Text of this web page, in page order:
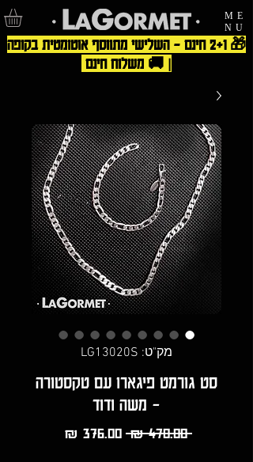
ME
NU
🎁 2+1 חינם – השלישי מתווסף אוטומטית בקופה
| 🚚 משלוח חינם
מק"ט: LG13020S
סט גורמט פיגארו עם טקסטורה
- משה ודוד
‏470.00 ‏₪
מחיר
מחיר